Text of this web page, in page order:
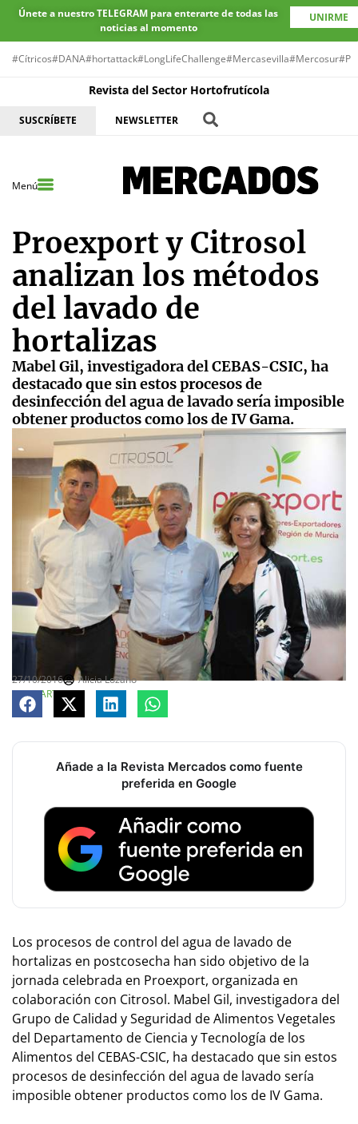
Únete a nuestro TELEGRAM para enterarte de todas las
noticias al momento
UNIRME
#Cítricos#DANA#hortattack#LongLifeChallenge#Mercasevilla#Mercosur
Revista del Sector Hortofrutícola
SUSCRÍBETE NEWSLETTER
Menú
Proexport y Citrosol
analizan los métodos
del lavado de
hortalizas
Mabel Gil, investigadora del CEBAS-CSIC, ha
destacado que sin estos procesos de
desinfección del agua de lavado sería imposible
obtener productos como los de IV Gama.
27/10/2016
Alicia Lozano
COMPARTE
Añade a la Revista Mercados como fuente
preferida en Google
Los procesos de control del agua de lavado de
hortalizas en postcosecha han sido objetivo de la
jornada celebrada en Proexport, organizada en
colaboración con Citrosol. Mabel Gil, investigadora del
Grupo de Calidad y Seguridad de Alimentos Vegetales
del Departamento de Ciencia y Tecnología de los
Alimentos del CEBAS-CSIC, ha destacado que sin estos
procesos de desinfección del agua de lavado sería
imposible obtener productos como los de IV Gama.